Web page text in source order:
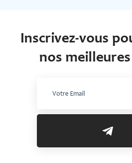
Inscrivez-vous
nos